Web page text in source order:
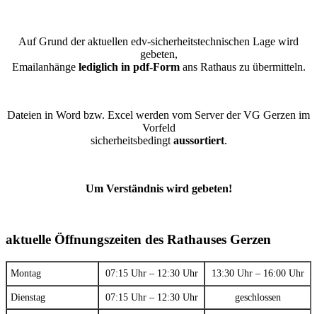
Auf Grund der aktuellen edv-sicherheitstechnischen Lage wird
gebeten,
Emailanhänge lediglich in pdf-Formans Rathaus zu übermitteln.
Dateien in Word bzw. Excel werden vom Server der VG Gerzen im
Vorfeld
sicherheitsbedingt aussortiert.
Um Verständnis wird gebeten!
aktuelle Öffnungszeiten des Rathauses Gerzen
Montag 07:15 Uhr – 12:30 Uhr 13:30 Uhr – 16:00 Uhr
Dienstag 07:15 Uhr – 12:30 Uhr geschlossen